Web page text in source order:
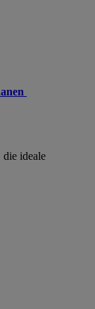
ideale